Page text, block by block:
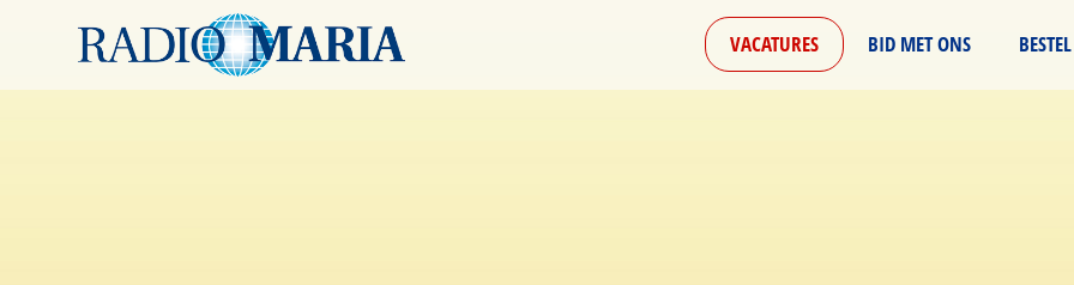
VACATURES BID MET ONS BESTEL